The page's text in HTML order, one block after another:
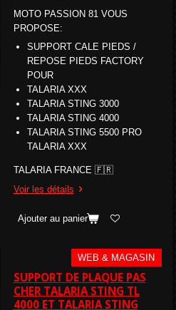
MOTO PASSION 81 VOUS
PROPOSE:
SUPPORT CALE PIEDS /
REPOSE PIEDS FACTORY
POUR
TALARIA XXX
TALARIA STING 3000
TALARIA STING 4000
TALARIA STING 5500 PRO
TALARIA XXX
TALARIA FRANCE 🇫🇷
Voir les détails
Ajouter au panier
WEB & MAGASIN
SUPPORT DE PLAQUE PAS
CHER TALARIA STING TL
4000 ET TALARIA STING